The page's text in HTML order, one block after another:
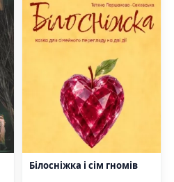
Білосніжка і сім гномів